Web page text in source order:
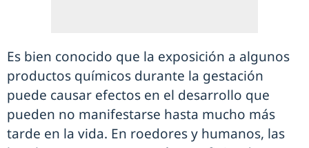
Es bien conocido que la exposición a algunos
productos químicos durante la gestación
puede causar efectos en el desarrollo que
pueden no manifestarse hasta mucho más
tarde en la vida. En roedores y humanos, las